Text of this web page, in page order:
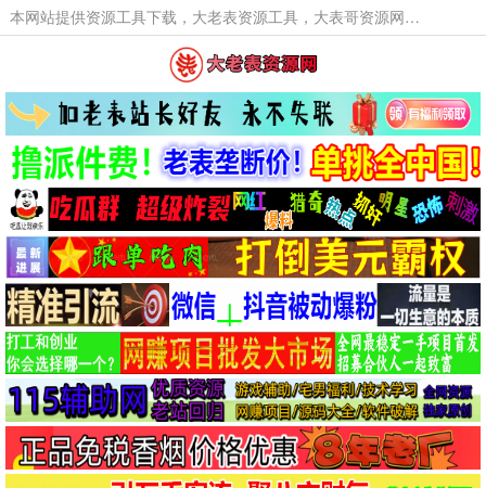
本网站提供资源工具下载，大老表资源工具，大表哥资源网软件工具，大老表资源下载，活动线报福利资源分享,活动线报，大型网游经典游戏，网络热门技术游戏辅助交流与分享。